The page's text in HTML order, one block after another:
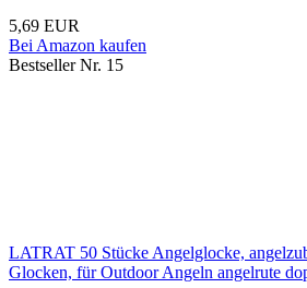
5,69 EUR
Bei Amazon kaufen
Bestseller Nr. 15
LATRAT 50 Stücke Angelglocke,
Glocken, für Outdoor Angeln angelrute